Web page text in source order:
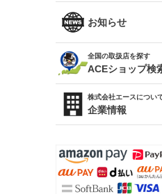
ソアラ
アルテッツァ
プロボックス
RAV4
R34 スカイライン
スカイライン
（ER34/R33/ECR33/
キャラバン
ローレル
セフィーロ
ファッション小物
雑貨・ステーシ
ベビー用品
お知らせ
全国の取扱店を探す
ACEショップ検
株式会社エースについ
企業情報